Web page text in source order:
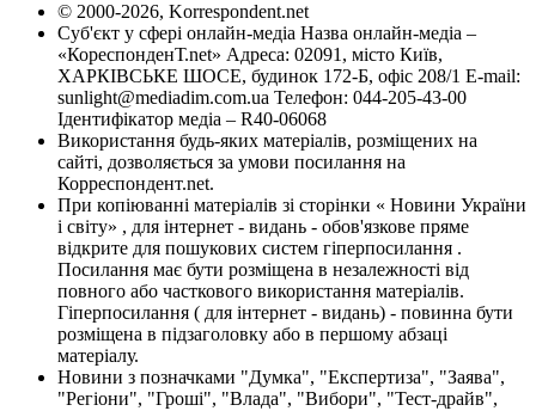
© 2000-2026, Korrespondent.net
Суб'єкт у сфері онлайн-медіа Назва онлайн-медіа –
«КореспонденТ.net» Адреса: 02091, місто Київ,
ХАРКІВСЬКЕ ШОСЕ, будинок 172-Б, офіс 208/1 E-mail:
sunlight@mediadim.com.ua Телефон: 044-205-43-00
Ідентифікатор медіа – R40-06068
Використання будь-яких матеріалів, розміщених на
сайті, дозволяється за умови посилання на
Корреспондент.net.
При копіюванні матеріалів зі сторінки « Новини України
і світу» , для інтернет - видань - обов'язкове пряме
відкрите для пошукових систем гіперпосилання .
Посилання має бути розміщена в незалежності від
повного або часткового використання матеріалів.
Гіперпосилання ( для інтернет - видань) - повинна бути
розміщена в підзаголовку або в першому абзаці
матеріалу.
Новини з позначками "Думка", "Експертиза", "Заява",
"Регіони", "Гроші", "Влада", "Вибори", "Тест-драйв",